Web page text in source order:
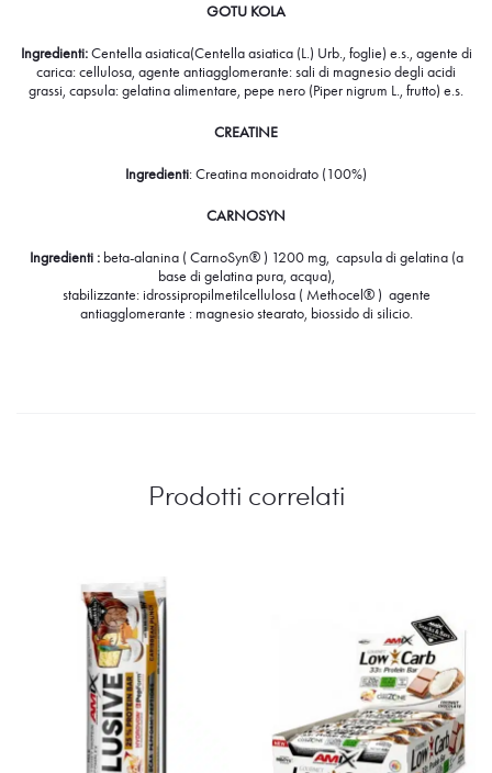
GOTU KOLA
Ingredienti:Centella asiatica(Centella asiatica (L.) Urb., foglie) e.s., agente di
carica: cellulosa, agente antiagglomerante: sali di magnesio degli acidi
grassi, capsula: gelatina alimentare, pepe nero (Piper nigrum L., frutto) e.s.
CREATINE
Ingredienti: Creatina monoidrato (100%)
CARNOSYN
Ingredienti : beta-alanina ( CarnoSyn® ) 1200 mg, capsula di gelatina (a
base di gelatina pura, acqua),
stabilizzante: idrossipropilmetilcellulosa ( Methocel® ) agente
antiagglomerante : magnesio stearato, biossido di silicio.
Prodotti correlati